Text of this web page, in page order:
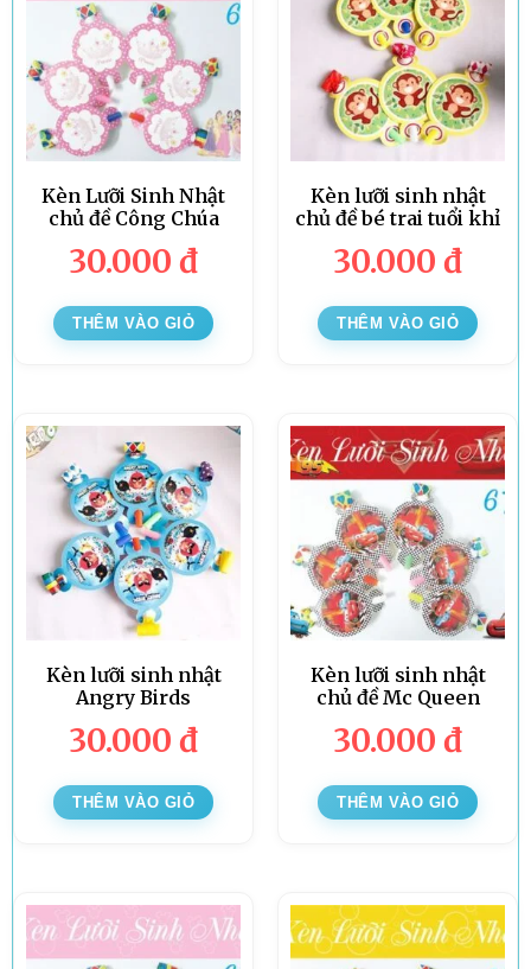
Kèn Lưỡi Sinh Nhật
chủ đề Công Chúa
30.000 đ
THÊM VÀO GIỎ
Kèn lưỡi sinh nhật
chủ đề bé trai tuổi khỉ
30.000 đ
THÊM VÀO GIỎ
Kèn lưỡi sinh nhật
Angry Birds
30.000 đ
THÊM VÀO GIỎ
Kèn lưỡi sinh nhật
chủ đề Mc Queen
30.000 đ
THÊM VÀO GIỎ